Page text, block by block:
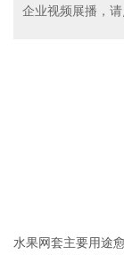
企业视频展播，
水果网套主要用途